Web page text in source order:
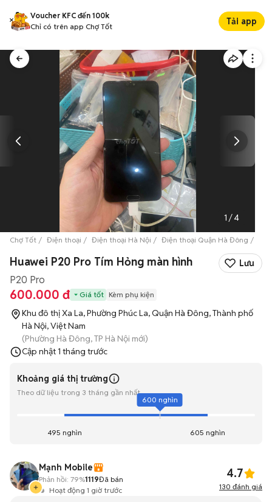
Voucher KFC đến 100k
Chỉ có trên app Chợ Tốt
Tải app
1 /4
Chợ Tốt Điện thoại Điện thoại Hà Nội Điện thoại Quận Hà Đông
Huawei P20 Pro Tím Hỏng màn hình Lưu
P20 Pro
600.000 đ Giá tốt Kèm phụ kiện
Khu đô thị Xa La, Phường Phúc La, Quận Hà Đông, Thành phố
Hà Nội, Việt Nam
(Phường Hà Đông, TP Hà Nội mới)
Cập nhật1 tháng trước
Khoảng giá thị trường
Theo dữ liệu trong 3 tháng gần nhất
495 nghìn 605 nghìn
600 nghìn
Mạnh Mobile
Hoạt động 1 giờ trước
Phản hồi: 79%1119Đã bán 4.7
130 đánh giá